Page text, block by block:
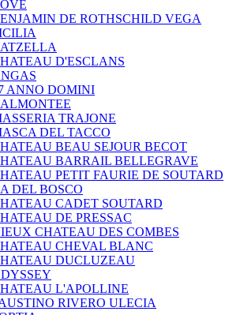
DE ROTHSCHILD VEGA
D'ESCLANS
ANNO DOMINI
TRAJONE
DEL TACCO
BEAU SEJOUR BECOT
BARRAIL BELLEGRAVE
PETIT FAURIE DE SOUTARD
DEL BOSCO
CADET SOUTARD
DE PRESSAC
CHATEAU DES COMBES
CHEVAL BLANC
DUCLUZEAU
L'APOLLINE
RIVERO ULECIA